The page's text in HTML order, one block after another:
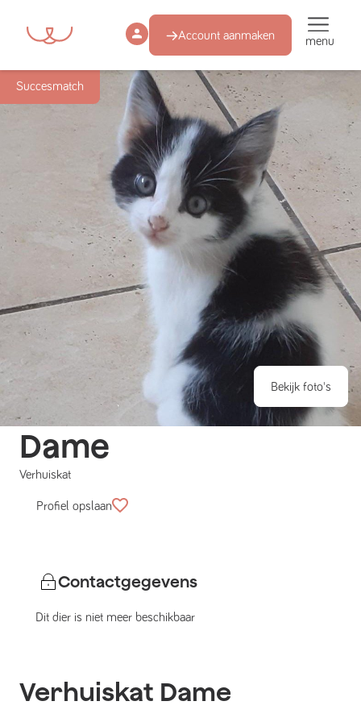
Account aanmaken menu
Succesmatch
Bekijk foto's
Dame
Verhuiskat
Profiel opslaan
Contactgegevens
Dit dier is niet meer beschikbaar
Verhuiskat Dame